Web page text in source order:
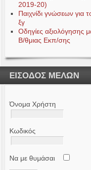
2019-20)
Παιχνίδι γνώσεων για
ξγ
Οδηγίες αξιολόγησης
Β/θμιας Εκπ/σης
ΕΙΣΟΔΟΣ ΜΕΛΩΝ
Όνομα Χρήστη
Κωδικός
Να με θυμάσαι